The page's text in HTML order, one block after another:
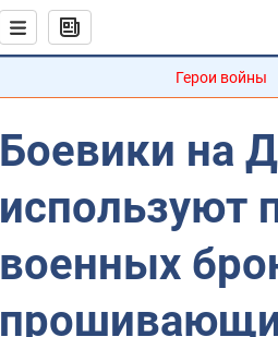
Герои войны
Боевики на
используют
военных